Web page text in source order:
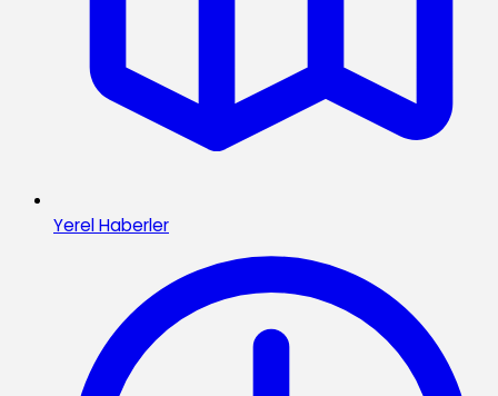
Yerel Haberler